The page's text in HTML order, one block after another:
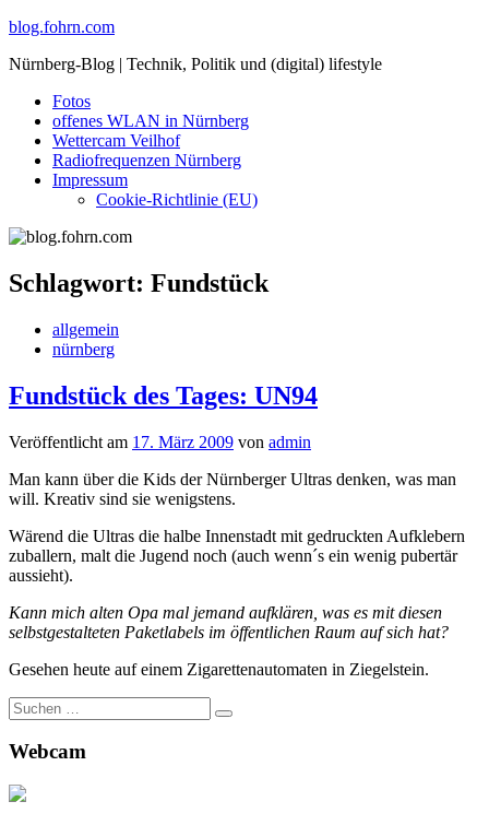
Skip
content
blog.fohrn.com
Nürnberg-Blog | Technik, Politik und (digital) lifestyle
Fotos
offenes WLAN in Nürnberg
Wettercam Veilhof
Radiofrequenzen Nürnberg
Impressum
Cookie-Richtlinie (EU)
Schlagwort: Fundstück
allgemein
nürnberg
Fundstück des Tages: UN94
Veröffentlicht am 17. März 2009 von admin
Man kann über die Kids der Nürnberger Ultras denken, was man
will. Kreativ sind sie wenigstens.
Wärend die Ultras die halbe Innenstadt mit gedruckten Aufklebern
zuballern, malt die Jugend noch (auch wenn´s ein wenig pubertär
aussieht).
Kann mich alten Opa mal jemand aufklären, was es mit diesen
selbstgestalteten Paketlabels im öffentlichen Raum auf sich hat?
Gesehen heute auf einem Zigarettenautomaten in Ziegelstein.
Suche
nach:
Webcam